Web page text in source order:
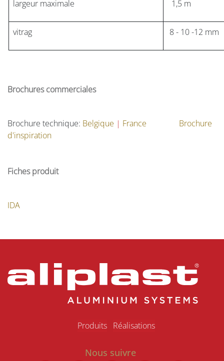
largeur maximale 1,5 m
vitrag 8 - 10 -12 mm
Brochures commerciales
Brochure technique: Belgique | France
Brochure
d'inspiration
Fiches produit
IDA
Produits R​éalisations
Nous suivre